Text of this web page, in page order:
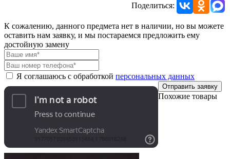
Поделиться:
К сожалению, данного предмета нет в наличии, но вы можете
оставить нам заявку, и мы постараемся предложить ему
достойную замену
Я соглашаюсь с обработкой персональных данных
Отправить заявку
Похожие товары